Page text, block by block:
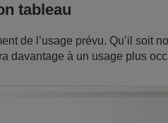
tableau
de l’usage prévu. Qu’il soit
davantage à un usage plus